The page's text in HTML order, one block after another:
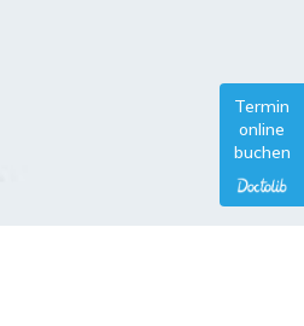
Termin
online
buchen